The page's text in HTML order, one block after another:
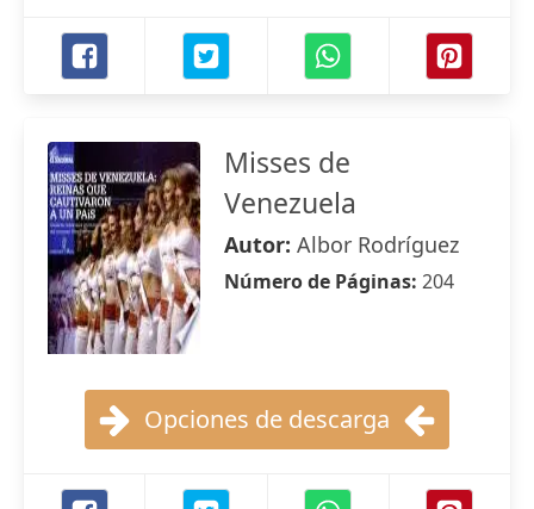
Misses de
Venezuela
Autor: Albor Rodríguez
Número de Páginas: 204
Opciones de descarga